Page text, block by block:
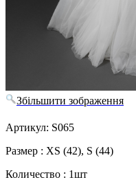
Збільшити зображення
Артикул: S065
Размер : XS (42), S (44)
Количество : 1шт